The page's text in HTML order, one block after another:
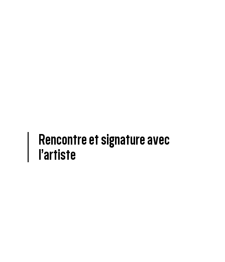
Rencontre et signature avec
l’artiste